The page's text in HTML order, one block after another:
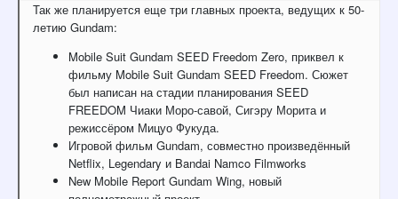
Так же планируется еще три главных проекта, ведущих к 50-
летию Gundam:
Mobile Suit Gundam SEED Freedom Zero, приквел к
фильму Mobile Suit Gundam SEED Freedom. Сюжет
был написан на стадии планирования SEED
FREEDOM Чиаки Моро-савой, Сигэру Морита и
режиссёром Мицуо Фукуда.
Игровой фильм Gundam, совместно произведённый
Netflix, Legendary и Bandai Namco Filmworks
New Mobile Report Gundam Wing, новый